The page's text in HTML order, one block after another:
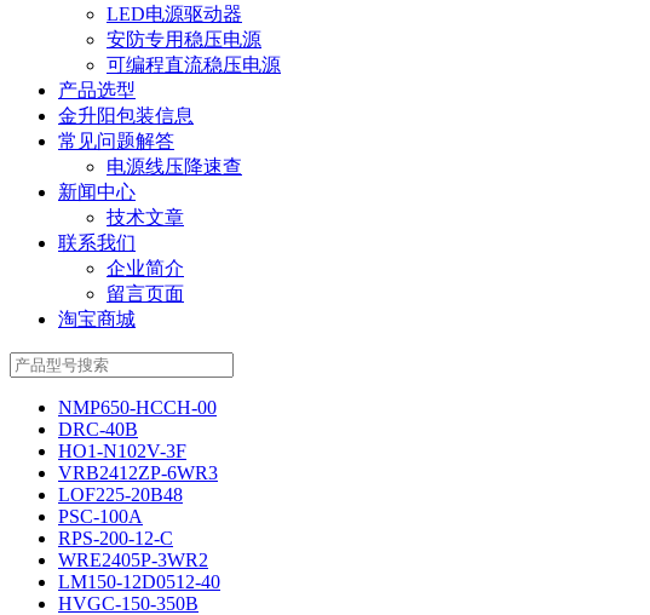
LED电源驱动器
安防专用稳压电源
可编程直流稳压电源
产品选型
金升阳包装信息
常见问题解答
电源线压降速查
新闻中心
技术文章
联系我们
企业简介
留言页面
淘宝商城
NMP650-HCCH-00
DRC-40B
HO1-N102V-3F
VRB2412ZP-6WR3
LOF225-20B48
PSC-100A
RPS-200-12-C
WRE2405P-3WR2
LM150-12D0512-40
HVGC-150-350B